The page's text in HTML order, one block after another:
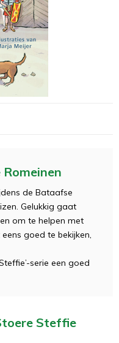
de Bataafse
Gelukkig gaat
om te helpen met
goed te bekijken,
serie een goed
Steffie